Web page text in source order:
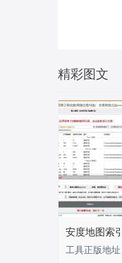
精彩图文